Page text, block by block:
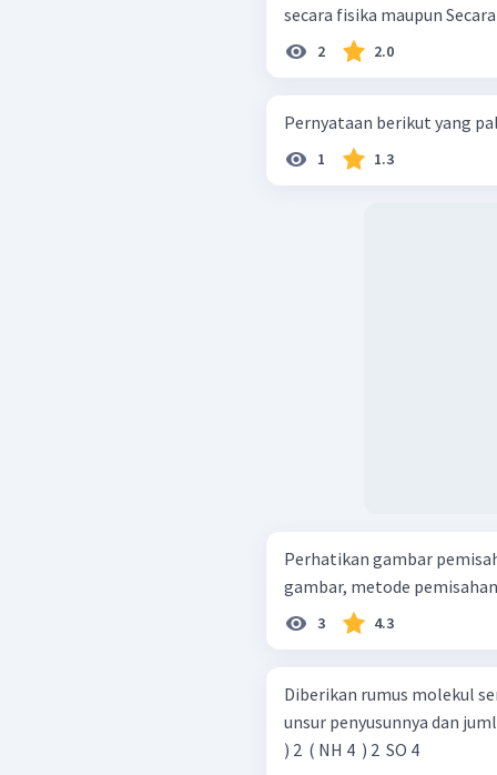
secara fisika maupun
2 2.0
Pernyataan berikut yang
1 1.3
Perhatikan gambar pemisahan
gambar, metode
3 4.3
Diberikan rumus molekul
unsur penyusunnya dan jumlah atomnya. MgO
) 2 ​ ( NH 4 ​ ) 2 ​ SO 4 ​